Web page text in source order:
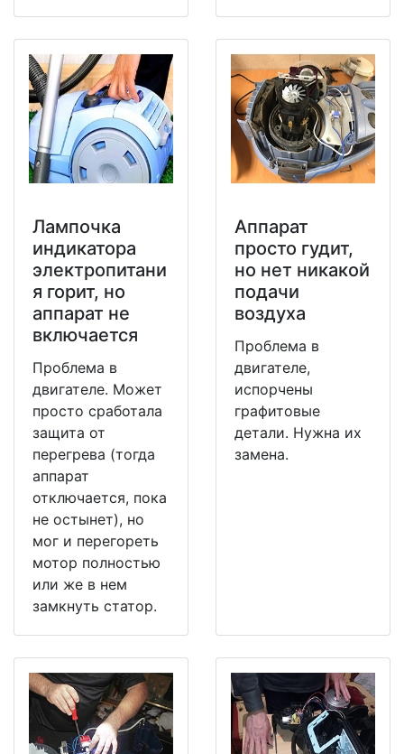
Лампочка
индикатора
электропитани
я горит, но
аппарат не
включается
Проблема в
двигателе. Может
просто сработала
защита от
перегрева (тогда
аппарат
отключается, пока
не остынет), но
мог и перегореть
мотор полностью
или же в нем
замкнуть статор.
Аппарат
просто гудит,
но нет никакой
подачи
воздуха
Проблема в
двигателе,
испорчены
графитовые
детали. Нужна их
замена.